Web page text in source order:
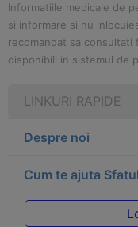
Informatiile medicale de
si informare si nu
recomandat sa consultati
disponibili in sistemul de
LINKURI RAPIDE
Despre noi
Cum te ajuta